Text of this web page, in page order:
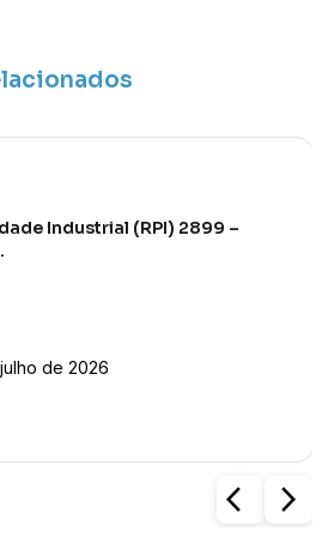
Industrial (RPI) 2899 –
de 2026
arrow_back_ios arrow_forward_ios